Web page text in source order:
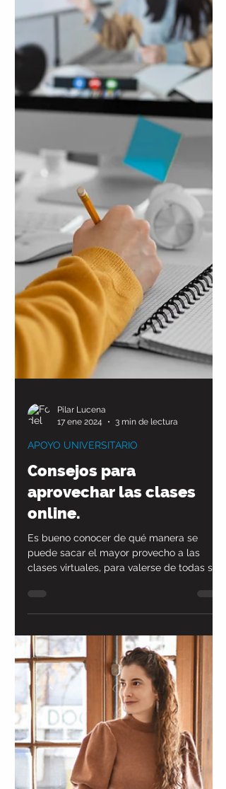
Pilar Lucena
17 ene 2024
3 min de lectura
APOYO UNIVERSITARIO
Consejos para
aprovechar las clases
clases virtuales, para valerse de todas sus
ventajas.